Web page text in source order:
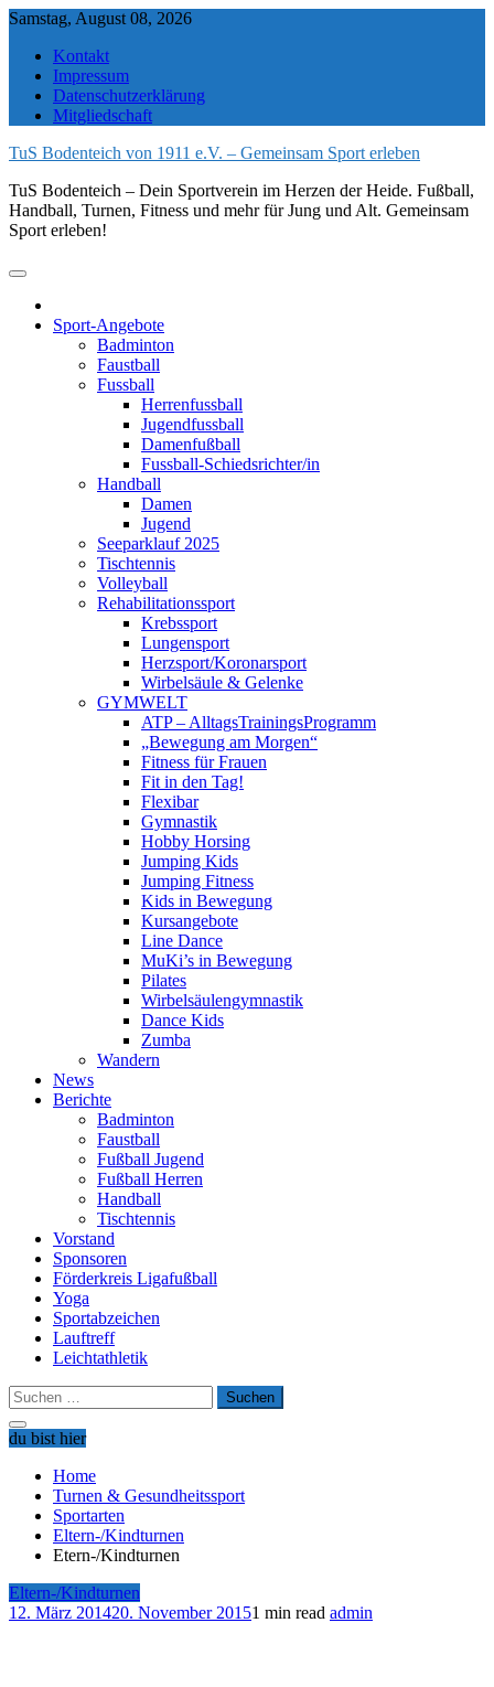
Skip
content
Samstag, August 08, 2026
Kontakt
Impressum
Datenschutzerklärung
Mitgliedschaft
TuS Bodenteich von 1911 e.V. – Gemeinsam Sport erleben
TuS Bodenteich – Dein Sportverein im Herzen der Heide. Fußball,
Handball, Turnen, Fitness und mehr für Jung und Alt. Gemeinsam
Sport erleben!
Sport-Angebote
Badminton
Faustball
Fussball
Herrenfussball
Jugendfussball
Damenfußball
Fussball-Schiedsrichter/in
Handball
Damen
Jugend
Seeparklauf 2025
Tischtennis
Volleyball
Rehabilitationssport
Krebssport
Lungensport
Herzsport/Koronarsport
Wirbelsäule & Gelenke
GYMWELT
ATP – AlltagsTrainingsProgramm
„Bewegung am Morgen“
Fitness für Frauen
Fit in den Tag!
Flexibar
Gymnastik
Hobby Horsing
Jumping Kids
Jumping Fitness
Kids in Bewegung
Kursangebote
Line Dance
MuKi’s in Bewegung
Pilates
Wirbelsäulengymnastik
Dance Kids
Zumba
Wandern
News
Berichte
Badminton
Faustball
Fußball Jugend
Fußball Herren
Handball
Tischtennis
Vorstand
Sponsoren
Förderkreis Ligafußball
Yoga
Sportabzeichen
Lauftreff
Leichtathletik
Suchen
nach:
du bist hier
Home
Turnen & Gesundheitssport
Sportarten
Eltern-/Kindturnen
Etern-/Kindturnen
Eltern-/Kindturnen
12. März 201420. November 20151 min read admin